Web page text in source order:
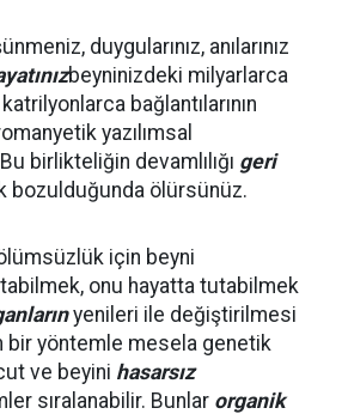
duygularınız, anılarınız
beyninizdeki milyarlarca
bağlantılarının
yazılımsal
birlikteliğin devamlılığı geri
bozulduğunda ölürsünüz.
ölümsüzlük için beyni
onu hayatta tutabilmek
yenileri ile değiştirilmesi
bir yöntemle mesela genetik
ve beyini hasarsız
sıralanabilir. Bunlar organik